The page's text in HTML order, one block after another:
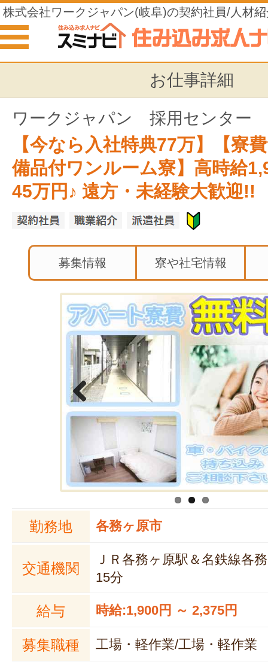
株式会社ワークジャパン(岐阜)の契約社員/人材
住み込みの仕事
お仕事詳細
ワークジャパン 採用センター
【今なら入社特典77万】【寮
備品付ワンルーム寮】高時給
45万円♪ 遠方・未経験大歓迎!!
募集情報 寮や社宅情報
Previous
勤務地 各務ヶ原市
交通機関
ＪＲ各務ヶ原駅＆名鉄線各
15分
給与 時給:1,900円 ～ 2,375円
募集職種 工場・軽作業/工場・軽作業